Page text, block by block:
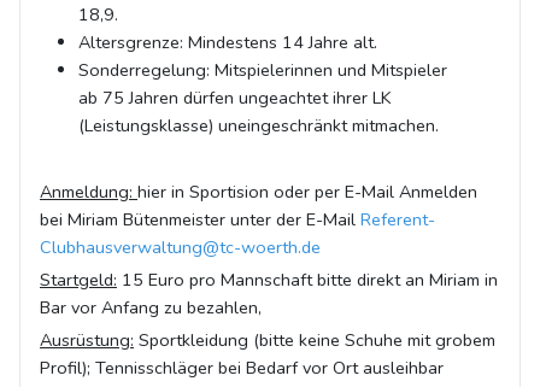
18,9.
Altersgrenze: Mindestens 14 Jahre alt.
Sonderregelung: Mitspielerinnen und Mitspieler
ab 75 Jahren dürfen ungeachtet ihrer LK
(Leistungsklasse) uneingeschränkt mitmachen.
Anmeldung: hier in Sportision oder per E-Mail Anmelden
bei Miriam Bütenmeister unter der E-Mail Referent-
Clubhausverwaltung@tc-woerth.de
Startgeld: 15 Euro pro Mannschaft bitte direkt an Miriam in
Bar vor Anfang zu bezahlen,
Ausrüstung: Sportkleidung (bitte keine Schuhe mit grobem
Profil); Tennisschläger bei Bedarf vor Ort ausleihbar